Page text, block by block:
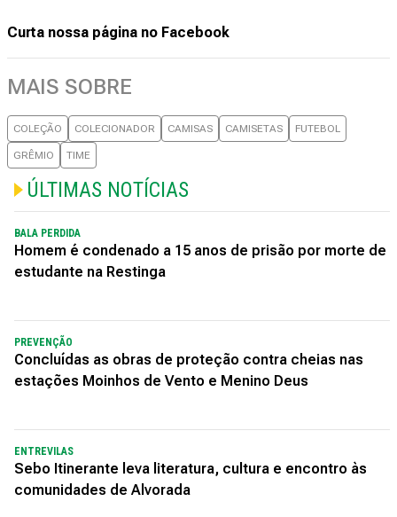
Curta nossa página no Facebook
MAIS SOBRE
COLEÇÃO COLECIONADOR CAMISAS CAMISETAS FUTEBOL
GRÊMIO TIME
ÚLTIMAS NOTÍCIAS
BALA PERDIDA
Homem é condenado a 15 anos de prisão por morte de
estudante na Restinga
PREVENÇÃO
Concluídas as obras de proteção contra cheias nas
estações Moinhos de Vento e Menino Deus
ENTREVILAS
Sebo Itinerante leva literatura, cultura e encontro às
comunidades de Alvorada